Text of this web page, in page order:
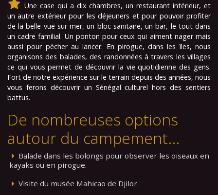
Une case qui a dix chambres, un restaurant intérieur, et
un autre extérieur pour les déjeuners et pour pouvoir profiter
de la belle vue sur mer, un bloc sanitaire, un bar, le tout dans
un cadre familial. Un ponton pour ceux qui aiment nager mais
aussi pour pécher au lancer. En pirogue, dans les îles, nous
organisons des balades, des randonnées à travers les villages
ce qui vous permet de découvrir la vie quotidienne des gens.
Fort de notre expérience sur le terrain depuis des années, nous
vous ferons découvrir un Sénégal culturel hors des sentiers
battus.
De nombreuses options
autour du campement...
Balade dans les bolongs pour observer les oiseaux en
kayaks ou en pirogue.
Visite du musée Mahicao de Djilor.